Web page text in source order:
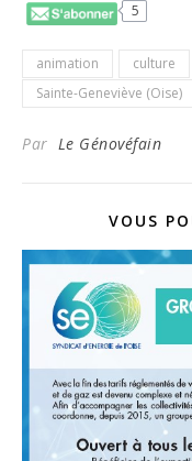
5
animation culture
Sainte-Geneviève (Oise)
Par Le Génovéfain
VOUS